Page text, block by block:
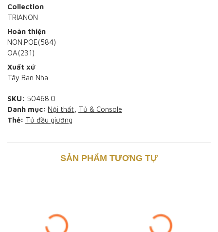
ĐỒ DÙNG THUỶ TINH
ĐỒ DÙNG GỐM SỨ
PHA LÊ
THUỶ TINH MURANO
ĐÈN MIALUXY PROJECT
Collection
TRIANON
Hoàn thiện
NON.POE(584)
OA(231)
Xuất xứ
Tây Ban Nha
SKU: 50468.0
Danh mục: Nội thất
Tủ & Console
Thẻ: Tủ đầu giường
SẢN PHẨM TƯƠNG TỰ